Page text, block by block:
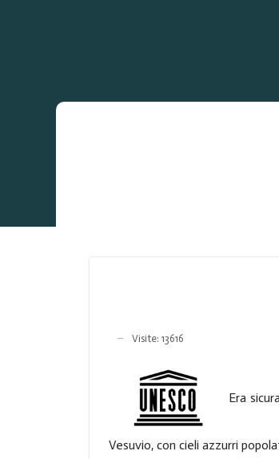
Visite: 13616
Era
Vesuvio, con cieli azzurri